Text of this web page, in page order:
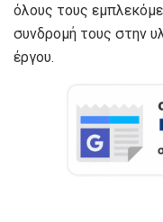
όλους τους
συνδρομή τους στην
έργου.